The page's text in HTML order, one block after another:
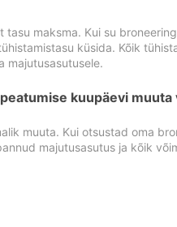
maksma. Kui su
küsida. Kõik
majutusasutusele.
kuupäevi muuta
muuta. Kui otsustad oma
majutusasutus ja kõik